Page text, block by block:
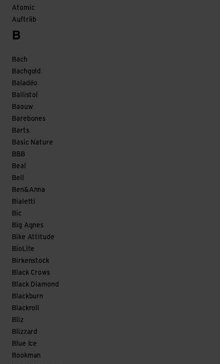
Atomic
Auftriib
B
Bach
Bachgold
Baladéo
Ballistol
Baouw
Barebones
Barts
Basic Nature
BBB
Beal
Bell
Ben&Anna
Bialetti
Bic
Big Agnes
Bike Attitude
BioLite
Birkenstock
Black Crows
Black Diamond
Blackburn
Blackroll
Bliz
Blizzard
Blue Ice
Bookman